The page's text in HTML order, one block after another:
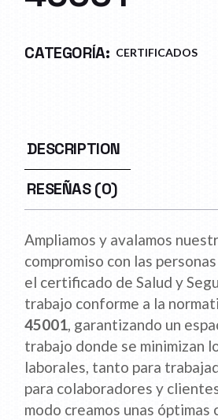
CATEGORÍA: CERTIFICADOS
DESCRIPTION
RESEÑAS (0)
Ampliamos y avalamos
compromiso con las
el certificado de Salud y
trabajo conforme a la
45001, garantizando un
trabajo donde se minimizan
laborales, tanto para
para colaboradores y
modo creamos unas óptimas